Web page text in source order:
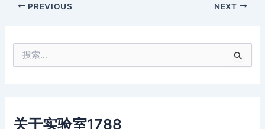
关于实验室1788
PREVIOUS NEXT